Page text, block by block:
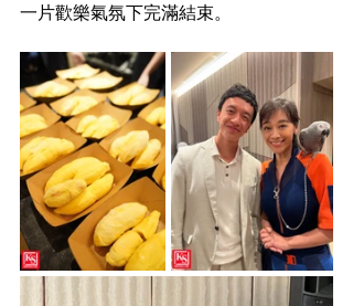
一片歡樂氣氛下完滿結束。